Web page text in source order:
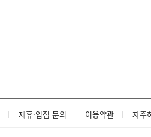
제휴·입점 문의 이용약관 자주